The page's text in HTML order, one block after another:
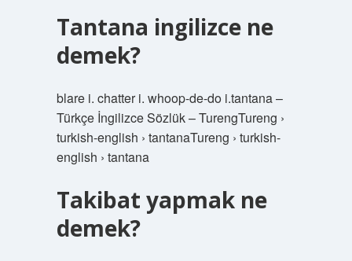
Tantana ingilizce ne
demek?
blare i. chatter i. whoop-de-do i.tantana –
Türkçe İngilizce Sözlük – TurengTureng ›
turkish-english › tantanaTureng › turkish-
english › tantana
Takibat yapmak ne
demek?